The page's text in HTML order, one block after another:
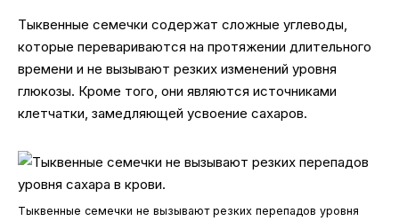
Тыквенные семечки содержат сложные углеводы,
которые перевариваются на протяжении длительного
времени и не вызывают резких изменений уровня
глюкозы. Кроме того, они являются источниками
клетчатки, замедляющей усвоение сахаров.
Тыквенные семечки не вызывают резких перепадов уровня